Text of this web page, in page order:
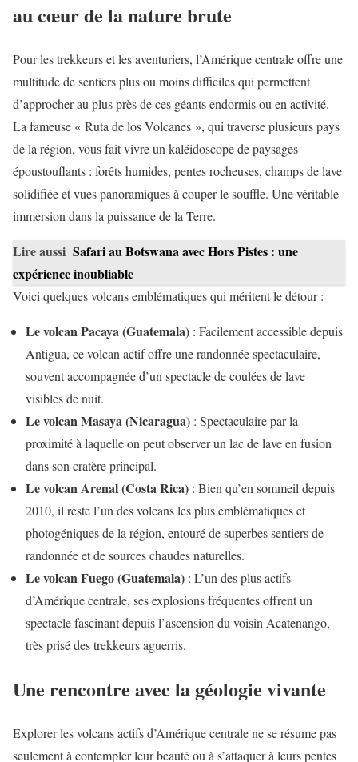
au cœur de la nature brute
Pour les trekkeurs et les aventuriers, l’Amérique centrale offre une
multitude de sentiers plus ou moins difficiles qui permettent
d’approcher au plus près de ces géants endormis ou en activité.
La fameuse « Ruta de los Volcanes », qui traverse plusieurs pays
de la région, vous fait vivre un kaléidoscope de paysages
époustouflants : forêts humides, pentes rocheuses, champs de lave
solidifiée et vues panoramiques à couper le souffle. Une véritable
immersion dans la puissance de la Terre.
Lire aussi Safari au Botswana avec Hors Pistes : une
expérience inoubliable
Voici quelques volcans emblématiques qui méritent le détour :
Le volcan Pacaya (Guatemala) : Facilement accessible depuis
Antigua, ce volcan actif offre une randonnée spectaculaire,
souvent accompagnée d’un spectacle de coulées de lave
visibles de nuit.
Le volcan Masaya (Nicaragua) : Spectaculaire par la
proximité à laquelle on peut observer un lac de lave en fusion
dans son cratère principal.
Le volcan Arenal (Costa Rica) : Bien qu’en sommeil depuis
2010, il reste l’un des volcans les plus emblématiques et
photogéniques de la région, entouré de superbes sentiers de
randonnée et de sources chaudes naturelles.
Le volcan Fuego (Guatemala) : L’un des plus actifs
d’Amérique centrale, ses explosions fréquentes offrent un
spectacle fascinant depuis l’ascension du voisin Acatenango,
très prisé des trekkeurs aguerris.
Une rencontre avec la géologie vivante
Explorer les volcans actifs d’Amérique centrale ne se résume pas
seulement à contempler leur beauté ou à s’attaquer à leurs pentes